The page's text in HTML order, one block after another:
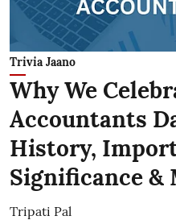
Trivia Jaano
Why We
Accountants
History,
Significance &
Tripati Pal